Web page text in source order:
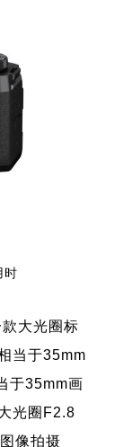
大光圈标
当于35mm
于35mm画
光圈F2.8
像拍摄